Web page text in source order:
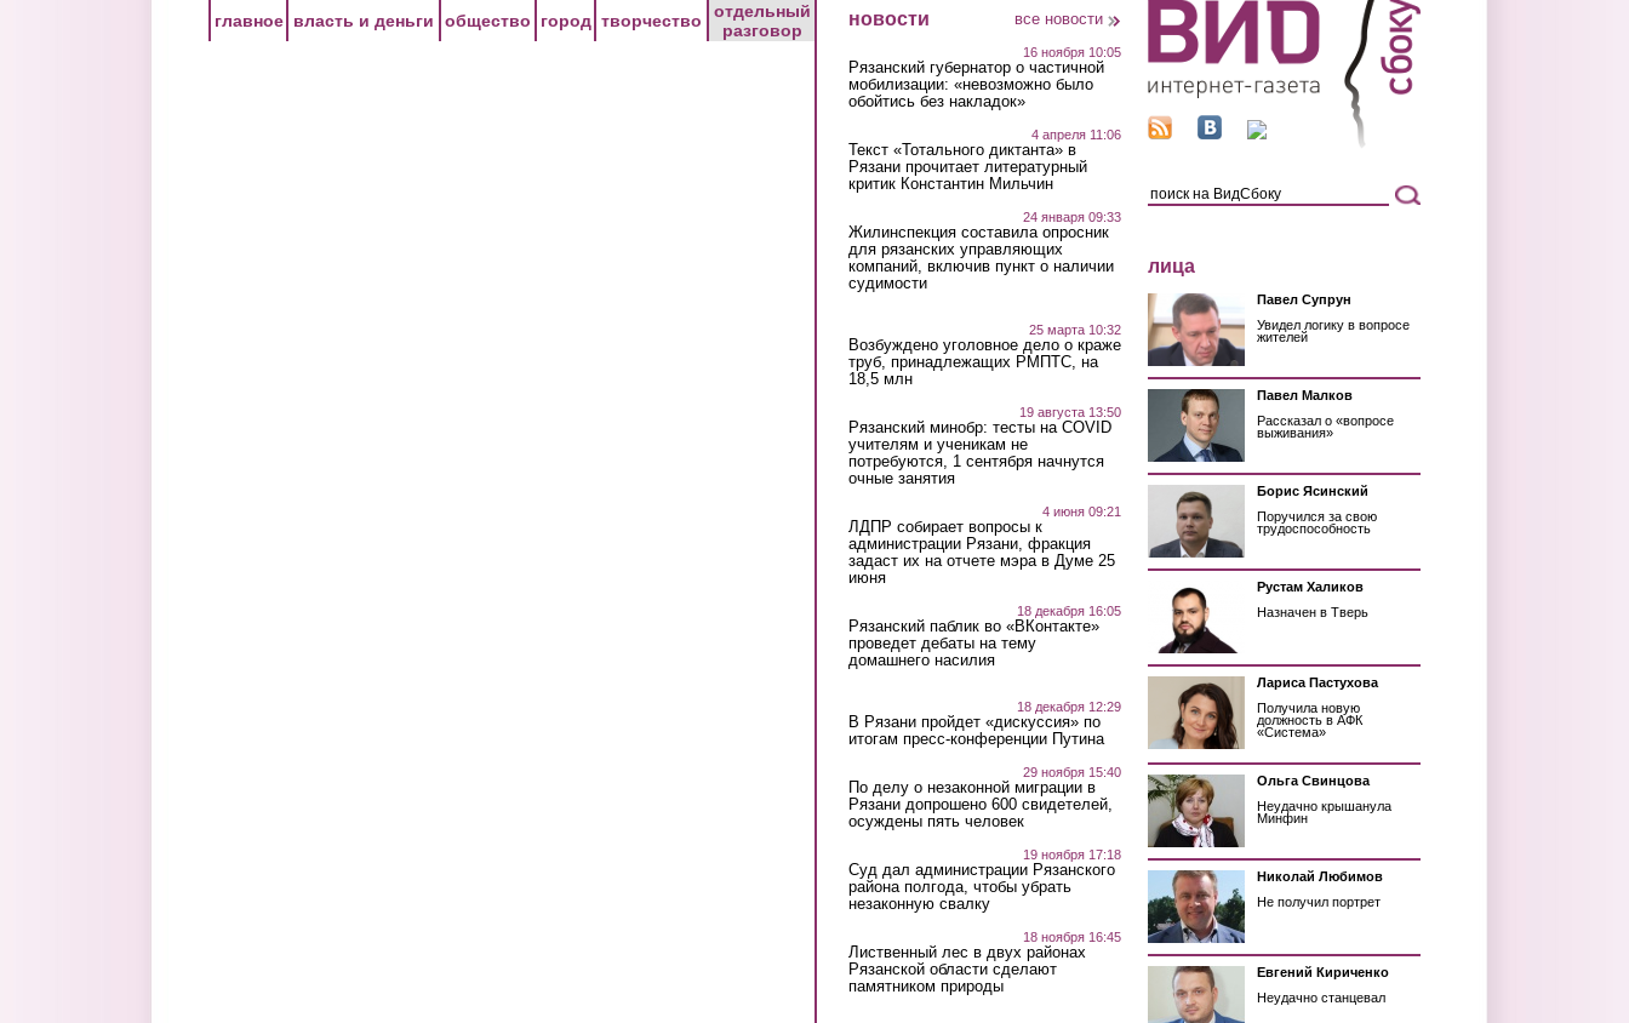
главное власть и деньги общество город творчество
отдельный
разговор
новости все новости
16 ноября 10:05
Рязанский губернатор о частичной
мобилизации: «невозможно было
обойтись без накладок»
4 апреля 11:06
Текст «Тотального диктанта» в
Рязани прочитает литературный
критик Константин Мильчин
24 января 09:33
Жилинспекция составила опросник
для рязанских управляющих
компаний, включив пункт о наличии
судимости
25 марта 10:32
Возбуждено уголовное дело о краже
труб, принадлежащих РМПТС, на
18,5 млн
19 августа 13:50
Рязанский минобр: тесты на COVID
учителям и ученикам не
потребуются, 1 сентября начнутся
очные занятия
4 июня 09:21
ЛДПР собирает вопросы к
администрации Рязани, фракция
задаст их на отчете мэра в Думе 25
июня
18 декабря 16:05
Рязанский паблик во «ВКонтакте»
проведет дебаты на тему
домашнего насилия
18 декабря 12:29
В Рязани пройдет «дискуссия» по
итогам пресс-конференции Путина
29 ноября 15:40
По делу о незаконной миграции в
Рязани допрошено 600 свидетелей,
осуждены пять человек
19 ноября 17:18
Суд дал администрации Рязанского
района полгода, чтобы убрать
незаконную свалку
18 ноября 16:45
Лиственный лес в двух районах
Рязанской области сделают
памятником природы
лица
Павел Супрун
Увидел логику в вопросе
жителей
Павел Малков
Рассказал о «вопросе
выживания»
Борис Ясинский
Поручился за свою
трудоспособность
Рустам Халиков
Назначен в Тверь
Лариса Пастухова
Получила новую
должность в АФК
«Система»
Ольга Свинцова
Неудачно крышанула
Минфин
Николай Любимов
Не получил портрет
Евгений Кириченко
Неудачно станцевал